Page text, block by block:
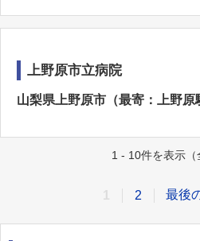
上野原市立病院
山梨県上野原市（最寄：上野原
1 - 10件を表示（
2 最後